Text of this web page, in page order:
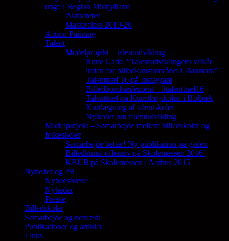
unge i Region Midtjylland
Aktiviteter
Masterclass 2019-20
Action Painting
Talent
Modelprojekt – talentudvikling
Rune Gade: “Talentudviklingens vilkår
inden for billedkunstområdet i Danmark”
Talenttræf 16 på Instagram
Billedbombardement – #talenttræf16
Talenttræf på Kunsthøjskolen i Holbæk
Kortlægning af talentskoler
Nyheder om talentudvikling
Modelprojekt – Samarbejde mellem billedskoler og
folkeskoler
Samarbejde batter! Ny publikation på gaden
Billedkunst-offensiv på Skolemessen 2016!
KBUB på Skolemessen i Aarhus 2015
Nyheder og PR
Nyhedsbreve
Nyheder
Presse
Billedskoler
Samarbejde og netværk
Publikationer og artikler
Links